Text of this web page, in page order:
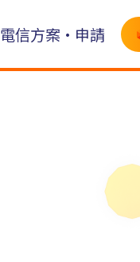
電信方案•申請